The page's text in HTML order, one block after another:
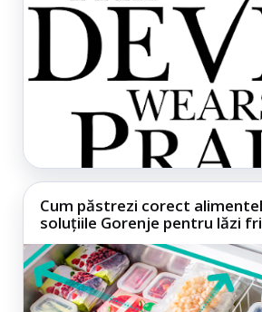
Cum păstrezi corect
soluțiile Gorenje pentru lăzi